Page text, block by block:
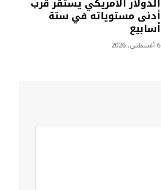
أدنى مستوياته في ستة
أسابيع
6 أغسطس، 2026